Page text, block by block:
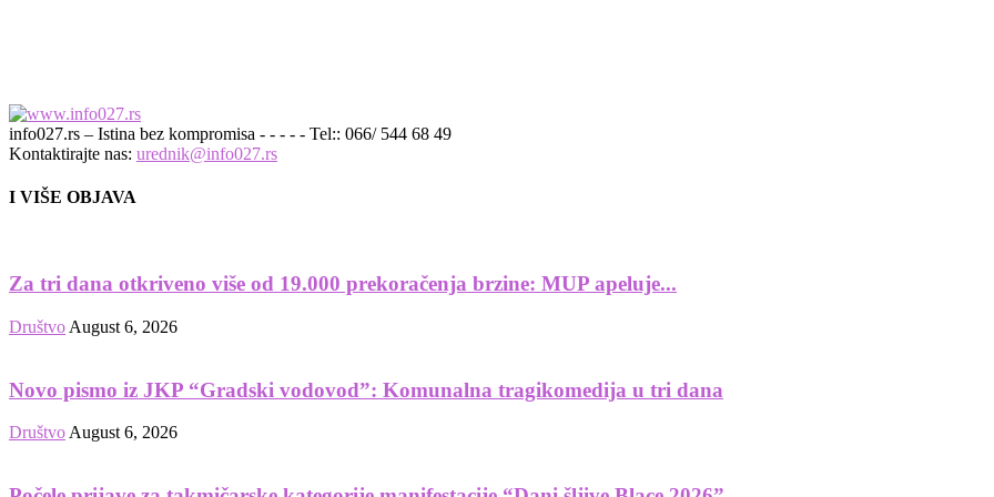
info027.rs – Istina bez kompromisa - - - - - Tel:: 066/ 544 68 49
Kontaktirajte nas: urednik@info027.rs
I VIŠE OBJAVA
Za tri dana otkriveno više od 19.000 prekoračenja brzine: MUP apeluje...
Društvo August 6, 2026
Novo pismo iz JKP “Gradski vodovod”: Komunalna tragikomedija u tri dana
Društvo August 6, 2026